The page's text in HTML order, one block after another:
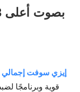
4 إيزي سوفت إجمالي
قوية وبرنامجًا